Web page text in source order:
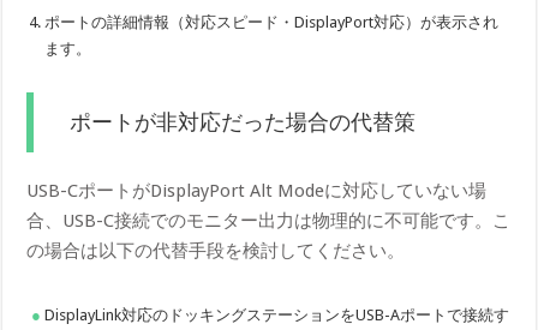
ポートの詳細情報（対応スピード・DisplayPort対応）が表示され
ます。
ポートが非対応だった場合の代替策
USB-CポートがDisplayPort Alt Modeに対応していない場
合、USB-C接続でのモニター出力は物理的に不可能です。こ
の場合は以下の代替手段を検討してください。
DisplayLink対応のドッキングステーションをUSB-Aポートで接続す